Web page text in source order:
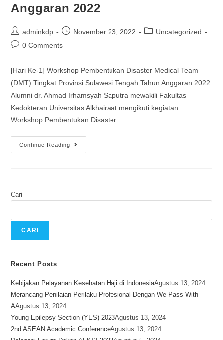
Anggaran 2022
adminkdp November 23, 2022
Uncategorized
0 Comments
[Hari Ke-1] Workshop Pembentukan Disaster Medical Team
(DMT) Tingkat Provinsi Sulawesi Tengah Tahun Anggaran 2022
Alumni dr. Ahmad Irhamsyah Saputra mewakili Fakultas
Kedokteran Universitas Alkhairaat mengikuti kegiatan
Workshop Pembentukan Disaster…
Continue Reading
Cari
CARI
Recent Posts
Kebijakan Pelayanan Kesehatan Haji di IndonesiaAgustus 13, 2024
Merancang Penilaian Perilaku Profesional Dengan We Pass With
AAgustus 13, 2024
Young Epilepsy Section (YES) 2023Agustus 13, 2024
2nd ASEAN Academic ConferenceAgustus 13, 2024